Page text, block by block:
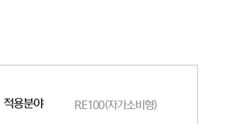
적용분야 RE100(자가소비형)